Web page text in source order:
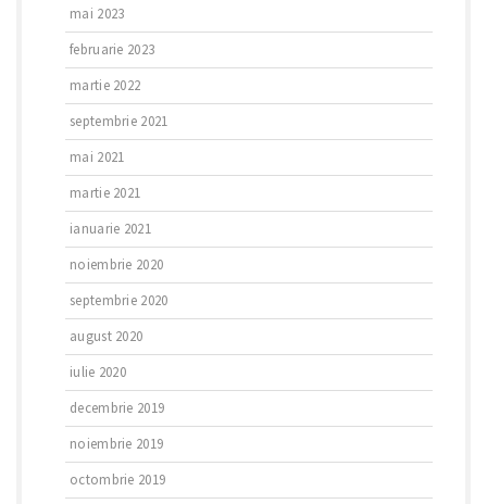
mai 2023
februarie 2023
martie 2022
septembrie 2021
mai 2021
martie 2021
ianuarie 2021
noiembrie 2020
septembrie 2020
august 2020
iulie 2020
decembrie 2019
noiembrie 2019
octombrie 2019